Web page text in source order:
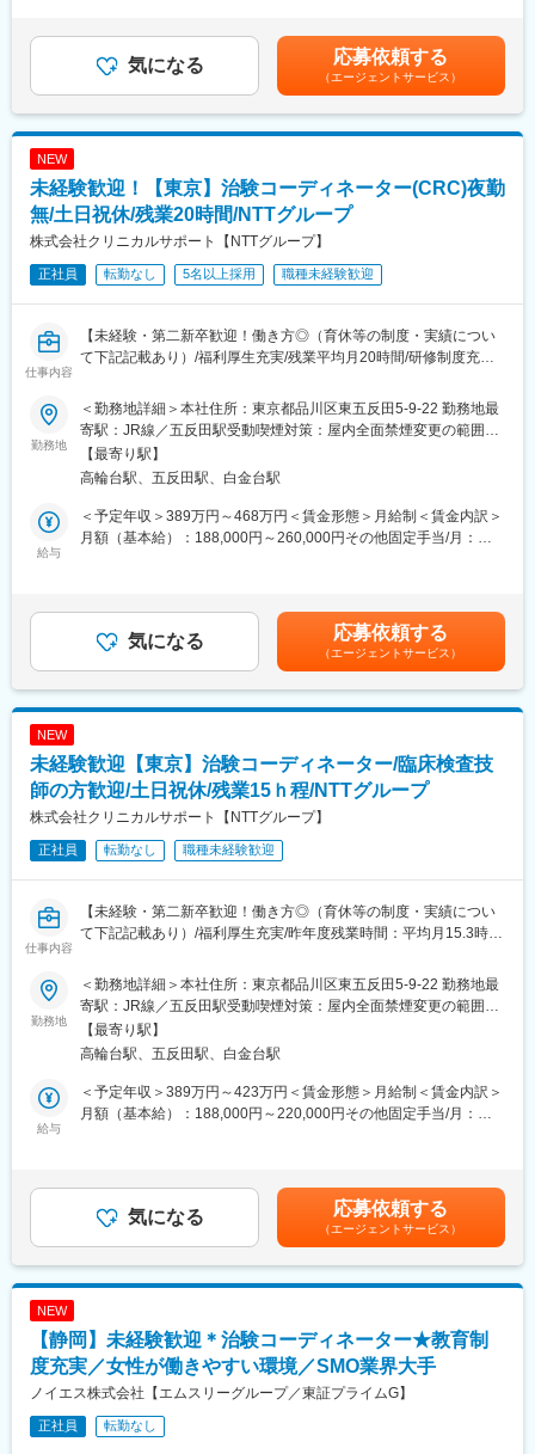
■研修制度
・導入研修(入社後2週間の座学研修)ビジネスマナー、PC操作、薬
学びます。各単元毎に専属社員が講義ををいます。
・継続研修：週に1回、最新の治験情報や振り返りを行い、スキル
アップを図っていきます。
実施している治験に関する情報を担当者へ提供し、治験進行の調
す。
【就業環境】
大規模病院では、複数のプロジェクトを受託する為、必ず複数名
のチームで業務を進めます。チームメンバー間でリアルタイムで
間単位の有給取得、スーパーフレックスタイム制度を導入し（原
則OJT終了後に適用）、復帰実績はほぼ100％となっております。
能です。
【キャリアパス】
約4～5年後にチームをまとめるチーフやリーダーに任命される
と、チームのプロジェクトの進進管理やメンバーのフォローをし
ています。更に経験を積み管理職であるマネージャーに任命され
るとオフィス全体を管轄します。また社員のキャリアプランに応
・導入研修(入社後2週間の座学研修)ビジネスマナー、PC操作、薬
機法やGCPなどの関連法、CRC業務に必要な知識やスキルなどを
・OJT研修(社後半年間）：導入研修で学んだことを現場で体験
アップを図っていきます。
変更の範囲：会社の定める業務
業手当＞有＜給与補足＞■月給制+賞与となります。賞与は年2回
です。■優秀成績者は別途5万円、3万円、1万円/月の報奨金あり
（月3人程度）。■出張（外勤）手当有り（実費+距離に応じて支
給）■入社5年目チーフ、500万円（手当込・残業代別）■入社7年
目リーダー、550万円（手当込・残業代別）賃金はあくまでも目
(月額)は固定手当を含めた表記です。
気になる 応募依頼する
（エージェントサービス）
NEW
未経験歓迎！【東京】治験コーディネーター(CRC)夜勤
無/土日祝休/残業20時間/NTTグループ
株式会社クリニカルサポート【NTTグループ】
正社員 転勤なし 5名以上採用 職種未経験歓迎
仕事内容
【未経験・第二新卒歓迎！働き方◎（育休等の制度・実績につい
て下記記載あり）/福利厚生充実/残業平均月20時間/研修制度充
■業務内容
医療機関内で患者様や医師、各部門間のコーディネート（調整）
業務を行い、製薬会社と医療機関の架け橋となり臨床試験（治
験）のスムーズな進行を支援します。
・患者様に対して：
治験の説明補助や治験スケジュール説明、質問・相談対応、精神
的なケア
・製薬会社担当者に対して：
実施している治験に関する情報を担当者へ提供し、治験進行の調
品など大規模病院ならではのプロジェクトを狭く深く経験できま
す。
■就業環境
大規模病院では、複数のプロジェクトを受託する為、必ず複数名
フイベントと両立して長く就業出来るように、完全チーム制や時
間単位の有給取得、スーパーフレックスタイム制度を導入し（原
育児休業は満3歳まで、育児短時間勤務は小学校3年年まで利用可
能です。
■キャリアパス
約4～5年後にチームをまとめるチーフやリーダーに任命される
と、チームのプロジェクトの進捗管理やメンバーのフォローをし
ています。更に管理職であるマネージャーに任命されるとオフィ
■研修制度
・導入研修(入社後2週間の座学研修)ビジネスマナー、PC操作、薬
学びます。各単元毎に専属社員が講義ををいます。
・継続研修：週に1回、最新の治験情報や振り返りを行い、スキル
アップを図っていきます。
勤務地
＜勤務地詳細＞本社住所：東京都品川区東五反田5-9-22 勤務地最
寄駅：JR線／五反田駅受動喫煙対策：屋内全面禁煙変更の範囲：
会社の定める事業所
【最寄り駅】
高輪台駅、五反田駅、白金台駅
給与
＜予定年収＞389万円～468万円＜賃金形態＞月給制＜賃金内訳＞
月額（基本給）：188,000円～260,000円その他固定手当/月：
業手当＞有＜給与補足＞■月給制+賞与となります。賞与は年2回
です。■優秀成績者は別途5万円、3万円、1万円/月の報奨金あり■
入社5年目チーフ、500万円（手当込・残業代別）■入社7年目リー
ダー、550万円（手当込・残業代別）■2025年度賞与実績 基本給
7.28ヶ月分賃金はあくまでも目安の金額であり、選考を通じて上
す。
気になる 応募依頼する
（エージェントサービス）
NEW
未経験歓迎【東京】治験コーディネーター/臨床検査技
師の方歓迎/土日祝休/残業15ｈ程/NTTグループ
株式会社クリニカルサポート【NTTグループ】
正社員 転勤なし 職種未経験歓迎
仕事内容
【未経験・第二新卒歓迎！働き方◎（育休等の制度・実績につい
て下記記載あり）/福利厚生充実/昨年度残業時間：平均月15.3時
■業務内容
医療機関内で患者様や医師、各部門間のコーディネート（調整）
業務を行い、製薬会社と医療機関の架け橋となり臨床試験（治
験）のスムーズな進行を支援します。
・患者様に対して：
治験の説明補助や治験スケジュール説明、質問・相談対応、精神
的なケア
・製薬会社担当者に対して：
実施している治験に関する情報を担当者へ提供し、治験進行の調
品など大規模病院ならではのプロジェクトを狭く深く経験できま
す。
■就業環境
大規模病院では、複数のプロジェクトを受託する為、必ず複数名
勤務地
＜勤務地詳細＞本社住所：東京都品川区東五反田5-9-22 勤務地最
寄駅：JR線／五反田駅受動喫煙対策：屋内全面禁煙変更の範囲：
会社の定める事業所
【最寄り駅】
高輪台駅、五反田駅、白金台駅
給与
＜予定年収＞389万円～423万円＜賃金形態＞月給制＜賃金内訳＞
月額（基本給）：188,000円～220,000円その他固定手当/月：
業手当＞有＜給与補足＞■優秀成績者は別途5万円、3万円、1万円/
月の報奨金あり（月3人程度）。■出張（外勤）手当有り（実費
+距離に応じて支給）■入社5年目チーフ、500万円（手当込・残業
代別）■入社7年目リーダー、550万円（手当込・残業代別）賃金
はあくまでも目安の金額であり、選考を通じて上下する可能性が
気になる 応募依頼する
（エージェントサービス）
NEW
【静岡】未経験歓迎＊治験コーディネーター★教育制
度充実／女性が働きやすい環境／SMO業界大手
ノイエス株式会社【エムスリーグループ／東証プライムG】
正社員 転勤なし